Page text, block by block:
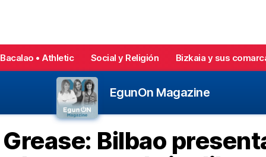
Bacalao • Athletic Social y Religión Bizkaia y sus
EgunOn Magazine
Bilbao